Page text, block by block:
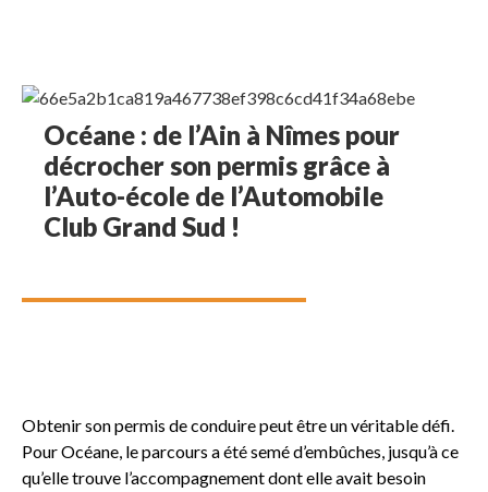
Océane : de l’Ain à Nîmes pour
décrocher son permis grâce à
l’Auto-école de l’Automobile
Club Grand Sud !
Obtenir son permis de conduire peut être un véritable défi.
Pour Océane, le parcours a été semé d’embûches, jusqu’à ce
qu’elle trouve l’accompagnement dont elle avait besoin